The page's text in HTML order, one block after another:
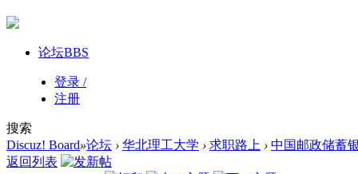
论坛BBS
登录 /
注册
搜索
Discuz! Board»论坛 › 华北理工大学 › 求职路上 › 中国邮政储蓄
返回列表